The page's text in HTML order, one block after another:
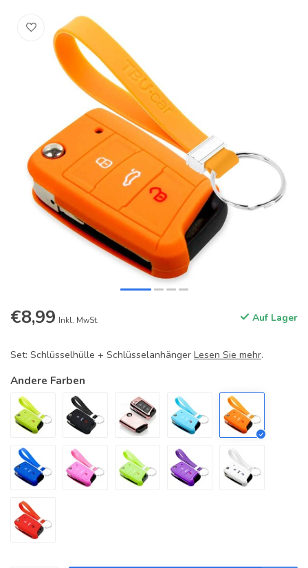
€8,99 Inkl. MwSt. Auf Lager
Set: Schlüsselhülle + Schlüsselanhänger Lesen Sie mehr.
Andere Farben